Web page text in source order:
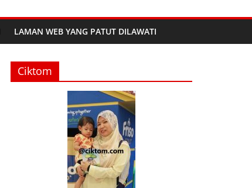
LAMAN WEB YANG PATUT DILAWATI
Ciktom